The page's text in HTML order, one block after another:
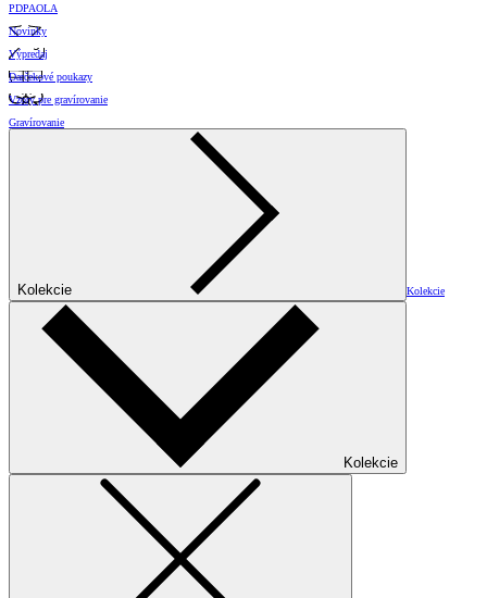
PDPAOLA
Novinky
Výpredaj
Darčekové poukazy
Vzory pre gravírovanie
Gravírovanie
Kolekcie Kolekcie
Kolekcie